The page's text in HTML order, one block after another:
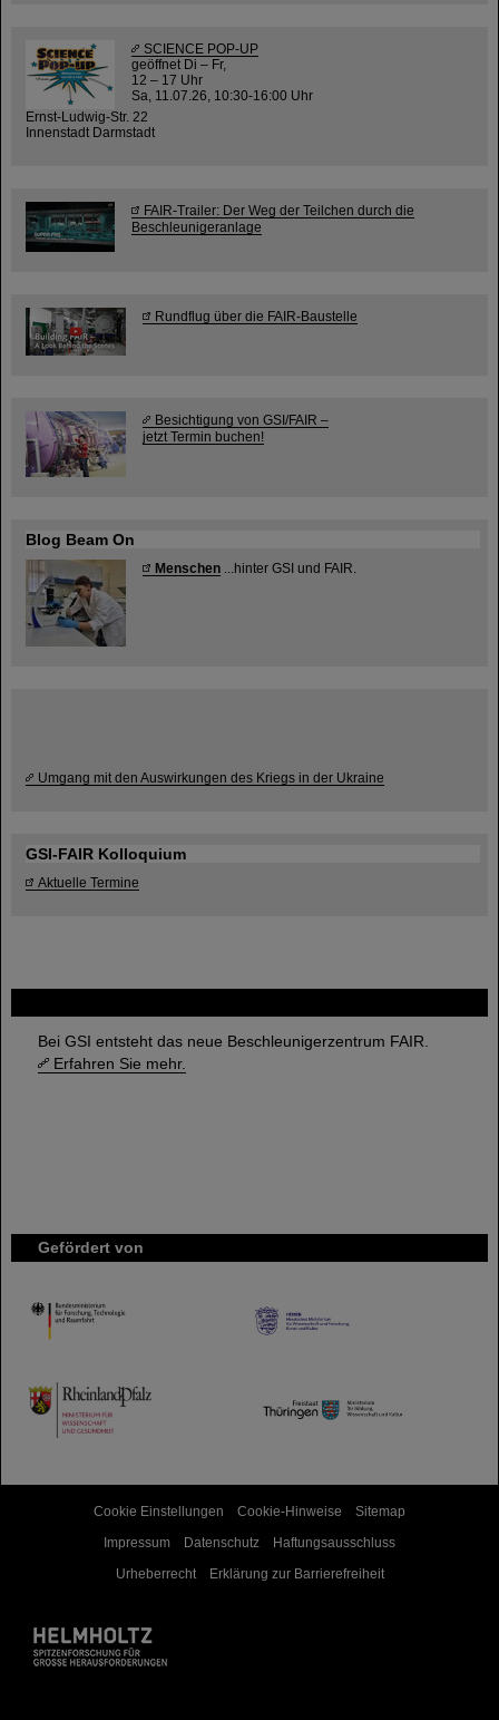
Bei GSI entsteht das neue Beschleunigerzentrum FAIR.
Erfahren Sie mehr.
Gefördert von
HMWK
TMWWDG
SCIENCE POP-UP
geöffnet Di – Fr,
12 – 17 Uhr
Sa, 11.07.26, 10:30-16:00 Uhr
Ernst-Ludwig-Str. 22
Innenstadt Darmstadt
FAIR-Trailer: Der Weg der Teilchen durch die
Beschleunigeranlage
Rundflug über die FAIR-Baustelle
Besichtigung von GSI/FAIR –
jetzt Termin buchen!
Blog Beam On
Menschen ...hinter GSI und FAIR.
Umgang mit den Auswirkungen des Kriegs in der Ukraine
GSI-FAIR Kolloquium
Aktuelle Termine
Cookie Einstellungen Cookie-Hinweise
Sitemap
Impressum
Datenschutz
Haftungsausschluss
Urheberrecht
Erklärung zur Barrierefreiheit